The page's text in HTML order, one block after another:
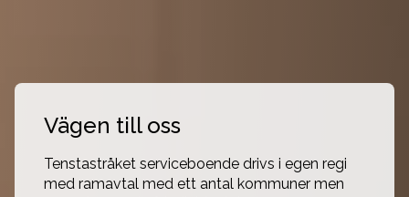
Vägen till oss
Tenstastråket serviceboende drivs i egen regi
med ramavtal med ett antal kommuner men